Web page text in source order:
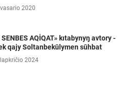
2020
SENBES AQİQAT» kıtabynyŋ avtory -
qajy Soltanbekūlymen sūhbat
2024